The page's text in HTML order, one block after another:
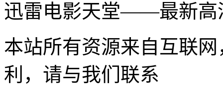
迅雷电影天堂——最新高
本站所有资源来自互联
利，请与我们联系